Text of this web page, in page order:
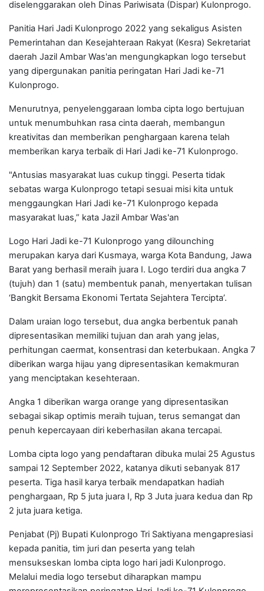
diselenggarakan oleh Dinas Pariwisata (Dispar) Kulonprogo.
Panitia Hari Jadi Kulonprogo 2022 yang sekaligus Asisten
Pemerintahan dan Kesejahteraan Rakyat (Kesra) Sekretariat
daerah Jazil Ambar Was'an mengungkapkan logo tersebut
yang dipergunakan panitia peringatan Hari Jadi ke-71
Kulonprogo.
Menurutnya, penyelenggaraan lomba cipta logo bertujuan
untuk menumbuhkan rasa cinta daerah, membangun
kreativitas dan memberikan penghargaan karena telah
memberikan karya terbaik di Hari Jadi ke-71 Kulonprogo.
"Antusias masyarakat luas cukup tinggi. Peserta tidak
sebatas warga Kulonprogo tetapi sesuai misi kita untuk
menggaungkan Hari Jadi ke-71 Kulonprogo kepada
masyarakat luas,” kata Jazil Ambar Was'an
Logo Hari Jadi ke-71 Kulonprogo yang dilounching
merupakan karya dari Kusmaya, warga Kota Bandung, Jawa
Barat yang berhasil meraih juara I. Logo terdiri dua angka 7
(tujuh) dan 1 (satu) membentuk panah, menyertakan tulisan
‘Bangkit Bersama Ekonomi Tertata Sejahtera Tercipta’.
Dalam uraian logo tersebut, dua angka berbentuk panah
dipresentasikan memiliki tujuan dan arah yang jelas,
perhitungan caermat, konsentrasi dan keterbukaan. Angka 7
diberikan warga hijau yang dipresentasikan kemakmuran
yang menciptakan kesehteraan.
Angka 1 diberikan warga orange yang dipresentasikan
sebagai sikap optimis meraih tujuan, terus semangat dan
penuh kepercayaan diri keberhasilan akana tercapai.
Lomba cipta logo yang pendaftaran dibuka mulai 25 Agustus
sampai 12 September 2022, katanya dikuti sebanyak 817
peserta. Tiga hasil karya terbaik mendapatkan hadiah
penghargaan, Rp 5 juta juara I, Rp 3 Juta juara kedua dan Rp
2 juta juara ketiga.
Penjabat (Pj) Bupati Kulonprogo Tri Saktiyana mengapresiasi
kepada panitia, tim juri dan peserta yang telah
mensukseskan lomba cipta logo hari jadi Kulonprogo.
Melalui media logo tersebut diharapkan mampu